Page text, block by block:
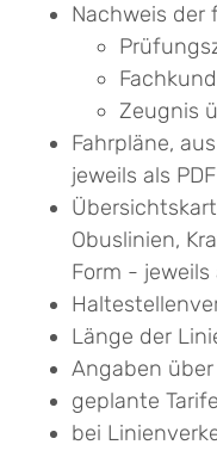
Nachweis der
Zeugnis
Fahrpläne,
jeweils als PDF
Obuslinien,
Form - jeweils
Länge der
Angaben
geplante
bei